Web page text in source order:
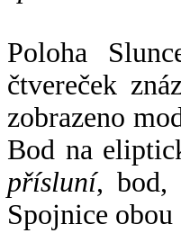
Poloha
čtvereček
zobrazeno
Bod na
přísluní, bod,
Spojnice obou